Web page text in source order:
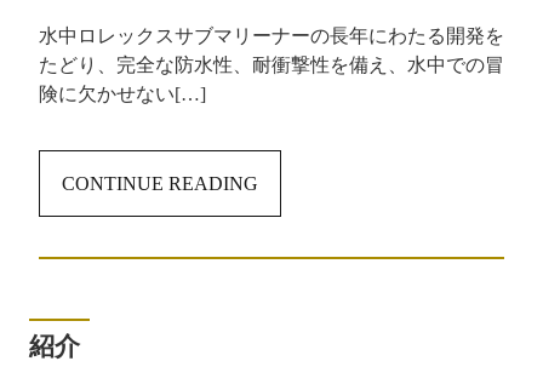
水中ロレックスサブマリーナーの長年にわたる開発を
たどり、完全な防水性、耐衝撃性を備え、水中での冒
険に欠かせない[…]
CONTINUE READING
紹介